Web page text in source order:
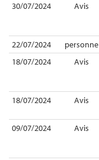
30/07/2024
Avis
22/07/2024
personne
18/07/2024
Avis
18/07/2024
Avis
09/07/2024
Avis